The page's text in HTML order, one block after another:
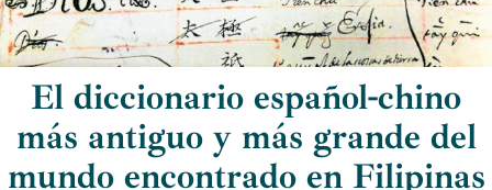
Historical Events
El diccionario español-chino
más antiguo y más grande del
mundo encontrado en Filipinas